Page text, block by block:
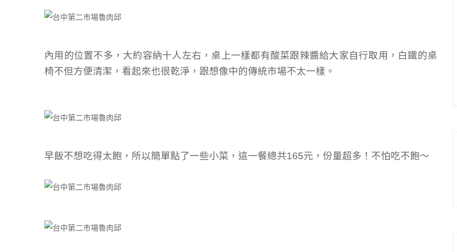
內用的位置不多，大約容納十人左右，桌上一樣都有酸菜跟辣醬給大家自行取用，白鐵的桌
椅不但方便清潔，看起來也很乾淨，跟想像中的傳統市場不太一樣。
早飯不想吃得太飽，所以簡單點了一些小菜，這一餐總共165元，份量超多！不怕吃不飽～